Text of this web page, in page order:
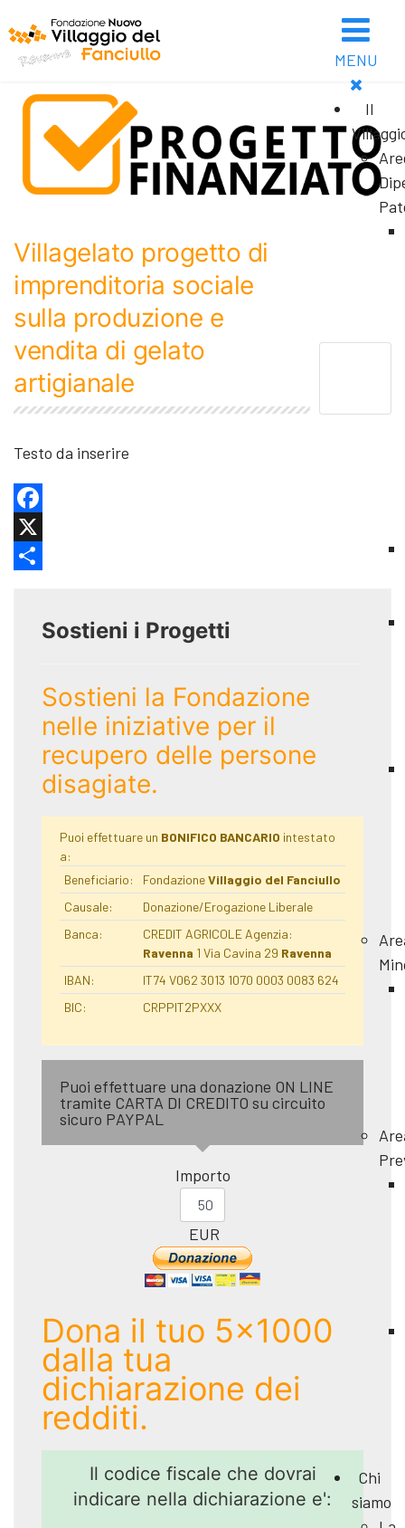
MENU
Il
Chi
siamo
Villagelato progetto di
imprenditoria sociale
sulla produzione e
vendita di gelato
artigianale
Testo da inserire
Facebook
X
Sostieni i Progetti
Sostieni la Fondazione
nelle iniziative per il
recupero delle persone
disagiate.
Puoi effettuare un BONIFICO BANCARIO intestato
a:
Beneficiario:
FondazioneVillaggio del Fanciullo
Causale:
Donazione/Erogazione Liberale
Banca:
CREDIT AGRICOLE Agenzia:
Ravenna 1 Via Cavina 29 Ravenna
IBAN:
IT74 V062 3013 1070 0003 0083 624
BIC:
CRPPIT2PXXX
Puoi effettuare una donazione ON LINE
tramite CARTA DI CREDITO su circuito
sicuro PAYPAL
Importo
EUR
Dona il tuo 5x1000
dalla tua
dichiarazione dei
redditi.
Il codice fiscale che dovrai
indicare nella dichiarazione e':